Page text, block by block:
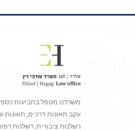
משרדנו מטפל בתביעות
עקב תאונות דרכים, תאונות
רשלנות ציבורית, רשלנות